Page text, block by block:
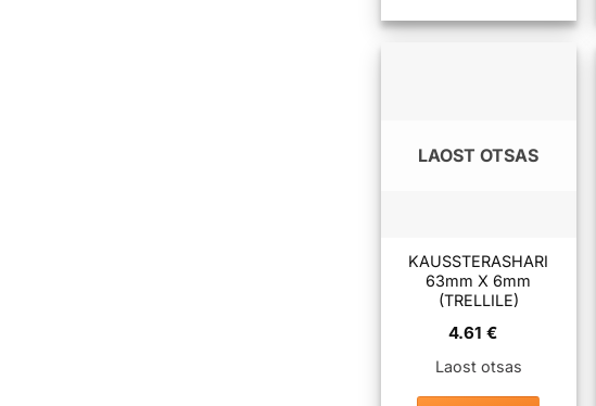
LAOST OTSAS
KAUSSTERASHARI
63mm X 6mm
(TRELLILE)
4.61€
Laost otsas